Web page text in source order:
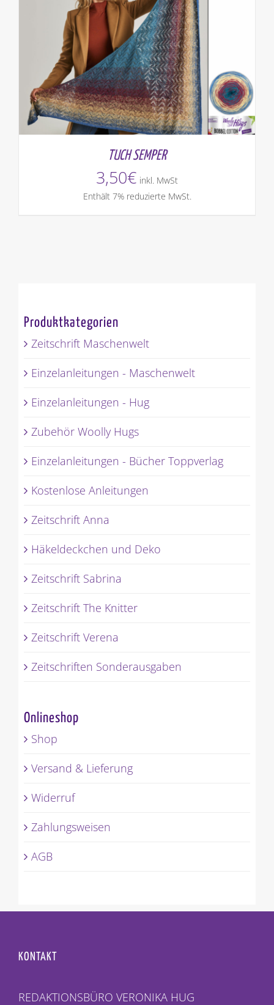
TUCH SEMPER
3,50€ inkl. MwSt
Enthält 7% reduzierte MwSt.
Produktkategorien
Zeitschrift Maschenwelt
Einzelanleitungen - Maschenwelt
Einzelanleitungen - Hug
Zubehör Woolly Hugs
Einzelanleitungen - Bücher Toppverlag
Kostenlose Anleitungen
Zeitschrift Anna
Häkeldeckchen und Deko
Zeitschrift Sabrina
Zeitschrift The Knitter
Zeitschrift Verena
Zeitschriften Sonderausgaben
Onlineshop
Shop
Versand & Lieferung
Widerruf
Zahlungsweisen
AGB
KONTAKT
REDAKTIONSBÜRO VERONIKA HUG